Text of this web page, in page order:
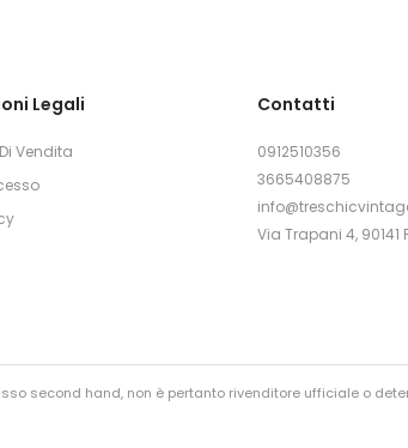
Legali
Vendita
Contatti
0912510356
3665408875
Via Trapani 4, 90141
second hand, non è pertanto rivenditore ufficiale o